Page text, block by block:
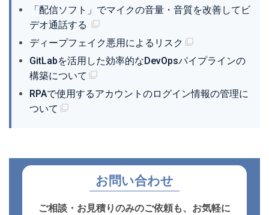
「配信ソフト」でマイクの音量・音質を改善してビ
デオ通話する
ディープフェイク悪用によるリスク
GitLabを活用した効率的なDevOpsパイプラインの
構築について
RPAで使用するアカウントのログイン情報の管理に
ついて
お問い合わせ
ご相談・お見積りのみのご依頼も、お気軽に